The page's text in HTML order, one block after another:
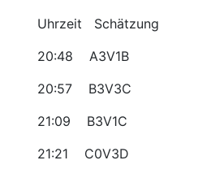
Uhrzeit Schätzung
20:48 A3V1B
20:57 B3V3C
21:09 B3V1C
21:21 C0V3D